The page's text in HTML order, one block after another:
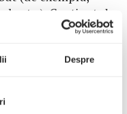
Despre
etc.). Conținutul
uri web se
cookie-uri, să